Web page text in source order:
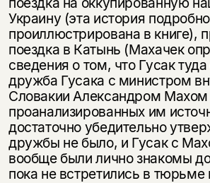
Украину (эта история
проиллюстрирована в книге),
поездка в Катынь (Махачек
сведения о том, что Гусак
дружба Гусака с министром
Словакии Александром Махом
проанализированных им
достаточно убедительно
дружбы не было, и Гусак с
вообще были лично знакомы
пока не встретились в тюрьме